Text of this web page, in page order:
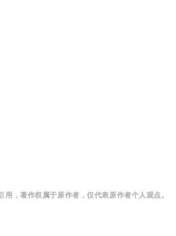
用，著作权属于原作者，仅代表原作者个人观点。